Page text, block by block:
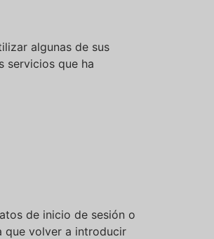
algunas de sus
servicios que ha
de inicio de sesión o
que volver a introducir